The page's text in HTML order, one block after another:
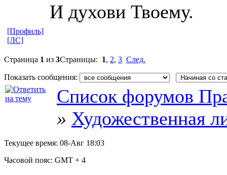
И духови Твоему.
[Профиль]
[ЛС]
Страница 1 из 3Страницы: 1, 2, 3 След.
Показать сообщения:
Список форумов
» Художественная
Текущее время: 08-Авг 18:03
Часовой пояс: GMT + 4